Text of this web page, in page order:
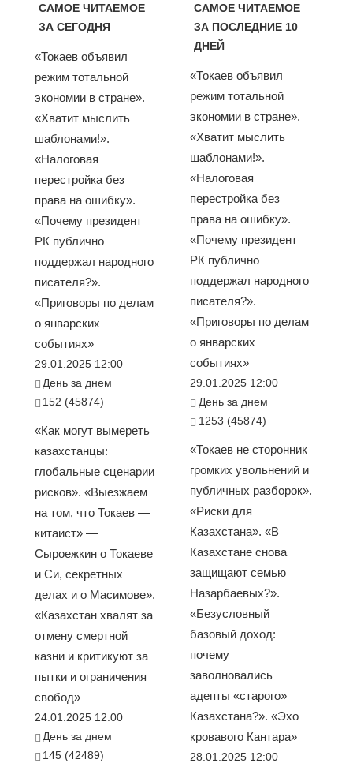
САМОЕ ЧИТАЕМОЕ
ЗА СЕГОДНЯ
«Токаев объявил
режим тотальной
экономии в стране».
«Хватит мыслить
шаблонами!».
«Налоговая
перестройка без
права на ошибку».
«Почему президент
РК публично
поддержал народного
писателя?».
«Приговоры по делам
о январских
событиях»
29.01.2025 12:00
День за днем
152 (45874)
«Как могут вымереть
казахстанцы:
глобальные сценарии
рисков». «Выезжаем
на том, что Токаев —
китаист» —
Сыроежкин о Токаеве
и Си, секретных
делах и о Масимове».
«Казахстан хвалят за
отмену смертной
казни и критикуют за
пытки и ограничения
свобод»
24.01.2025 12:00
День за днем
145 (42489)
САМОЕ ЧИТАЕМОЕ
ЗА ПОСЛЕДНИЕ 10
ДНЕЙ
«Токаев объявил
режим тотальной
экономии в стране».
«Хватит мыслить
шаблонами!».
«Налоговая
перестройка без
права на ошибку».
«Почему президент
РК публично
поддержал народного
писателя?».
«Приговоры по делам
о январских
событиях»
29.01.2025 12:00
День за днем
1253 (45874)
«Токаев не сторонник
громких увольнений и
публичных разборок».
«Риски для
Казахстана». «В
Казахстане снова
защищают семью
Назарбаевых?».
«Безусловный
базовый доход:
почему
заволновались
адепты «старого»
Казахстана?». «Эхо
кровавого Кантара»
28.01.2025 12:00